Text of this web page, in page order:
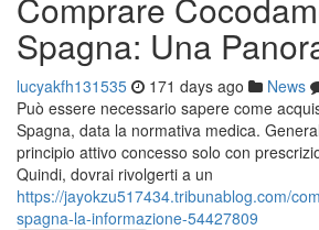
Spagna: Una
lucyakfh131535 171 days ago News
Può essere necessario sapere come
Spagna, data la normativa medica.
principio attivo concesso solo con
Quindi, dovrai rivolgerti a un
https://jayokzu517434.tribunablog.com/
spagna-la-informazione-54427809